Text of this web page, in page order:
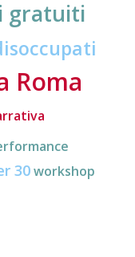
gratuiti
Roma
30workshop